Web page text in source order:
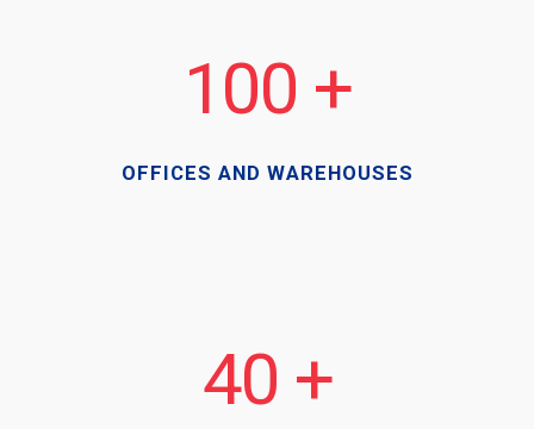
100
OFFICES AND WAREHOUSES
40